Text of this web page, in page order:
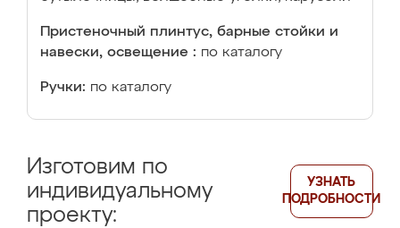
Пристеночный плинтус, барные стойки и
навески, освещение : по каталогу
Ручки: по каталогу
Изготовим по
индивидуальному
проекту:
УЗНАТЬ
ПОДРОБНОСТИ